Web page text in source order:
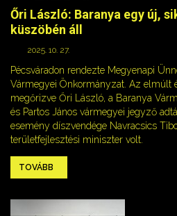
Őri László: Baranya egy új,
küszöbén áll
2025. 10. 27.
Pécsváradon rendezte Megyenapi
Vármegyei Önkormányzat. Az elmúlt
megőrizve Őri László, a Baranya
és Partos János vármegyei jegyző
esemény díszvendége Navracsics
területfejlesztési miniszter volt.
TOVÁBB